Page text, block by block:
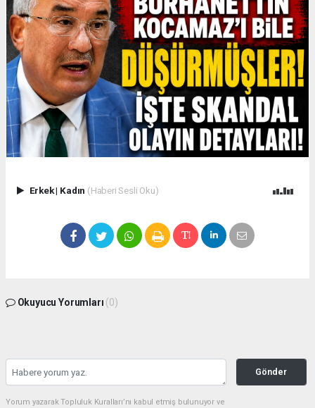
Erkek| Kadın (Haberi Sesli Oku)
Okuyucu Yorumları (0)
Gönder
Yorum yazarak Topluluk Kuralları’nı kabul etmiş bulunuyor ve